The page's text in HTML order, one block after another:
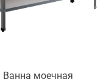
Ванна моечная